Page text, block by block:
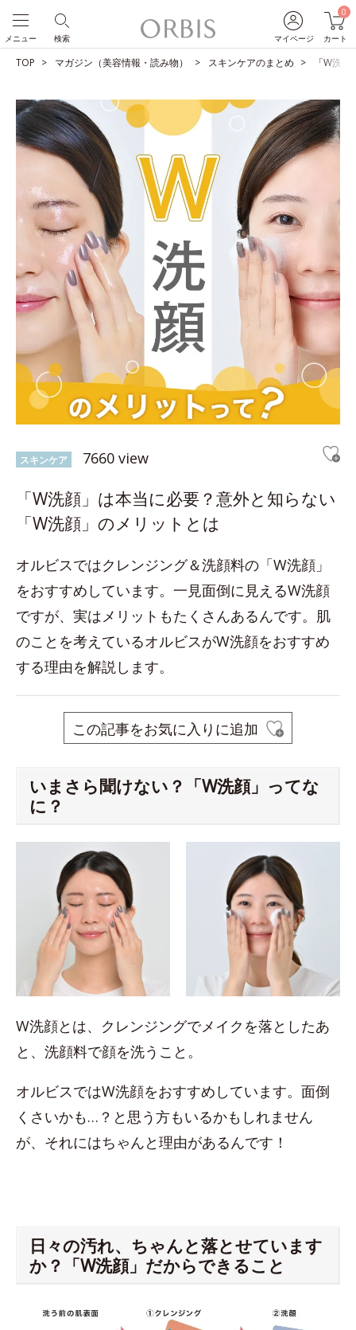
マイページ
0
カート
検索
メニュー
TOP マガジン（美容情報・読み物） スキンケアのまとめ 「W洗
スキンケア 7660 view
「W洗顔」は本当に必要？意外と知らない
「W洗顔」のメリットとは
オルビスではクレンジング＆洗顔料の「W洗顔」
をおすすめしています。一見面倒に見えるW洗顔
ですが、実はメリットもたくさんあるんです。肌
のことを考えているオルビスがW洗顔をおすすめ
する理由を解説します。
この記事をお気に入りに追加
いまさら聞けない？「W洗顔」ってな
に？
W洗顔とは、クレンジングでメイクを落としたあ
と、洗顔料で顔を洗うこと。
オルビスではW洗顔をおすすめしています。面倒
くさいかも…？と思う方もいるかもしれません
が、それにはちゃんと理由があるんです！
日々の汚れ、ちゃんと落とせています
か？「W洗顔」だからできること